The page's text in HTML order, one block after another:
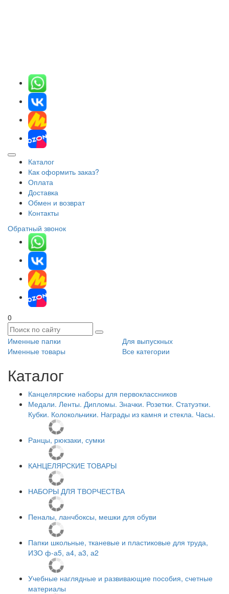
Каталог
Как оформить заказ?
Оплата
Доставка
Обмен и возврат
Контакты
Обратный звонок
0
Именные папки
Для выпускных
Именные товары
Все категории
Каталог
Канцелярские наборы для первоклассников
Медали. Ленты. Дипломы. Значки. Розетки. Статуэтки.
Кубки. Колокольчики. Награды из камня и стекла. Часы.
Ранцы, рюкзаки, сумки
КАНЦЕЛЯРСКИЕ ТОВАРЫ
НАБОРЫ ДЛЯ ТВОРЧЕСТВА
Пеналы, ланчбоксы, мешки для обуви
Папки школьные, тканевые и пластиковые для труда,
ИЗО ф-а5, а4, а3, а2
Учебные наглядные и развивающие пособия, счетные
материалы